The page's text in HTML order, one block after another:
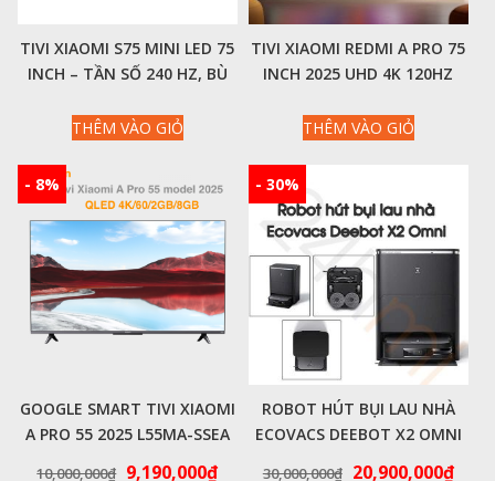
TIVI XIAOMI S75 MINI LED 75
INCH – TẦN SỐ 240 HZ, BÙ
ĐỊA
THÊM VÀO GIỎ
TIVI XIAOMI REDMI A PRO 75
INCH 2025 UHD 4K 120HZ
THÊM VÀO GIỎ
- 8%
GOOGLE SMART TIVI XIAOMI
A PRO 55 2025 L55MA-SSEA
55 INCH 4K QLED – CHÍNH
10,000,000₫ Giá
9,190,000₫Giá
- 30%
ROBOT HÚT BỤI LAU NHÀ
ECOVACS DEEBOT X2 OMNI
30,000,000₫ Giá
20,900,000₫Giá